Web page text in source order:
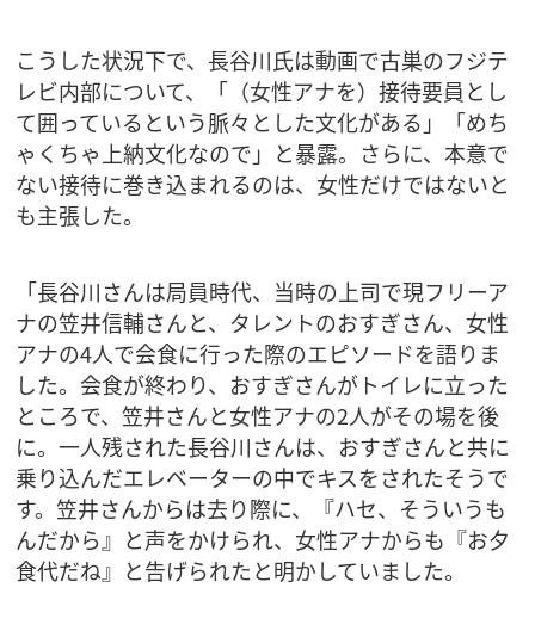
こうした状況下で、長谷川氏は動画で古巣のフジテ
レビ内部について、「（女性アナを）接待要員とし
て囲っているという脈々とした文化がある」「めち
ゃくちゃ上納文化なので」と暴露。さらに、本意で
ない接待に巻き込まれるのは、女性だけではないと
も主張した。
「長谷川さんは局員時代、当時の上司で現フリーア
ナの笠井信輔さんと、タレントのおすぎさん、女性
アナの4人で会食に行った際のエピソードを語りま
した。会食が終わり、おすぎさんがトイレに立った
ところで、笠井さんと女性アナの2人がその場を後
に。一人残された長谷川さんは、おすぎさんと共に
乗り込んだエレベーターの中でキスをされたそうで
す。笠井さんからは去り際に、『ハセ、そういうも
んだから』と声をかけられ、女性アナからも『お夕
食代だね』と告げられたと明かしていました。